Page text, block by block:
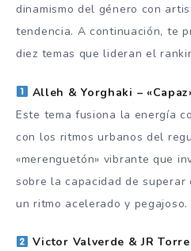
dinamismo del género con
tendencia. A continuación, te
diez temas que lideran el
Alleh & Yorghaki –
Este tema fusiona la energía
con los ritmos urbanos del
«merenguetón» vibrante que
sobre la capacidad de
un ritmo acelerado y pegajoso.
Victor Valverde & JR